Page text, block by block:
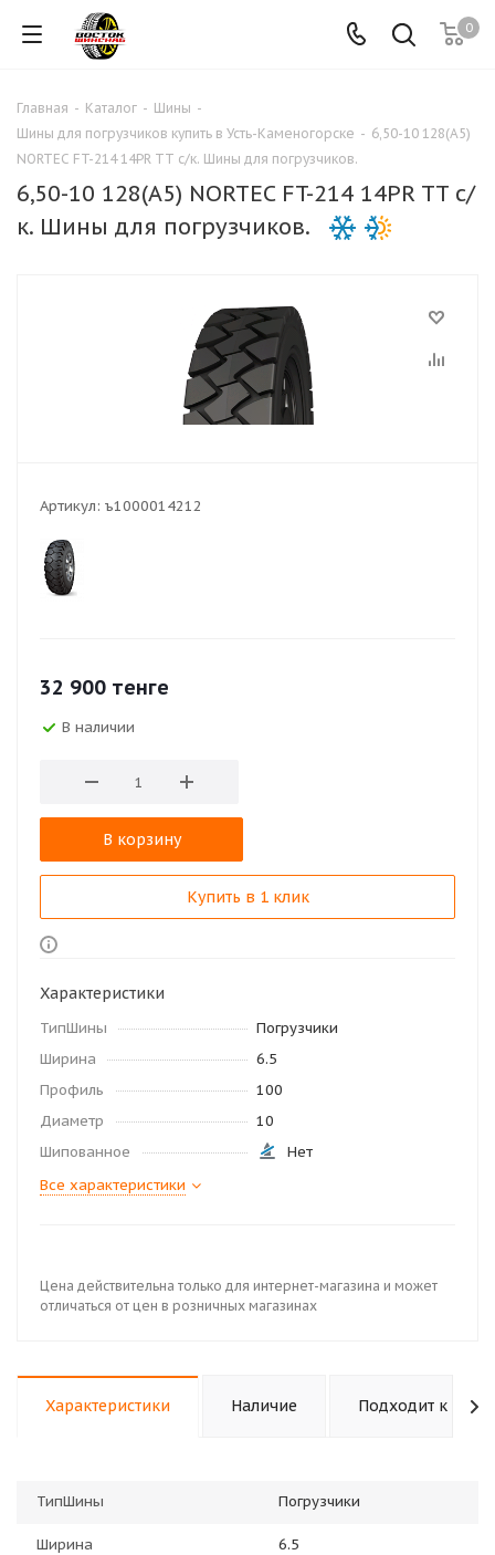
0
Главная - Каталог - Шины -
Шины для погрузчиков купить в Усть-Каменогорске - 6,50-10 128(А5)
NORTEC FT-214 14PR TT c/к. Шины для погрузчиков.
6,50-10 128(А5) NORTEC FT-214 14PR TT c/
к. Шины для погрузчиков.
Артикул: ъ1000014212
32 900 тенге
В наличии
В корзину
Купить в 1 клик
Характеристики
ТипШины
Погрузчики
Ширина
6.5
Профиль
100
Диаметр
10
Шипованное
Нет
Все характеристики
Цена действительна только для интернет-магазина и может
отличаться от цен в розничных магазинах
Характеристики Наличие Подходит к авто
ТипШины Погрузчики
Ширина 6.5